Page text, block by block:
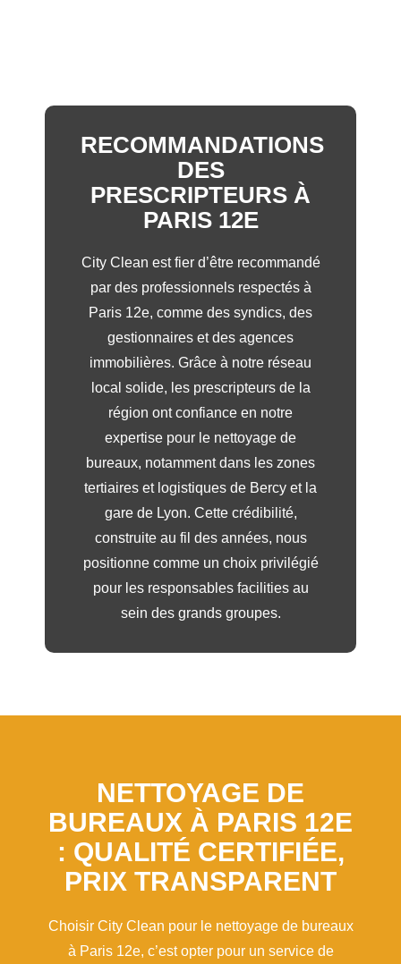
RECOMMANDATIONS
DES
PRESCRIPTEURS À
PARIS 12E
City Clean est fier d’être recommandé
par des professionnels respectés à
Paris 12e, comme des syndics, des
gestionnaires et des agences
immobilières. Grâce à notre réseau
local solide, les prescripteurs de la
région ont confiance en notre
expertise pour le nettoyage de
bureaux, notamment dans les zones
tertiaires et logistiques de Bercy et la
gare de Lyon. Cette crédibilité,
construite au fil des années, nous
positionne comme un choix privilégié
pour les responsables facilities au
sein des grands groupes.
NETTOYAGE DE
BUREAUX À PARIS 12E
: QUALITÉ CERTIFIÉE,
PRIX TRANSPARENT
Choisir City Clean pour le nettoyage de bureaux
à Paris 12e, c’est opter pour un service de